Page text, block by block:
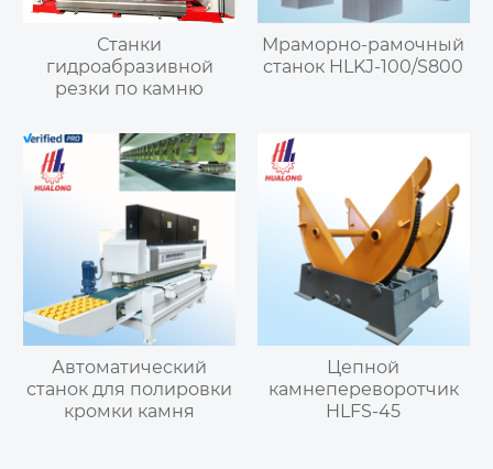
Станки
гидроабразивной
резки по камню
Мраморно-рамочный
станок HLKJ-100/S800
Автоматический
станок для полировки
кромки камня
Цепной
камнепереворотчик
HLFS-45